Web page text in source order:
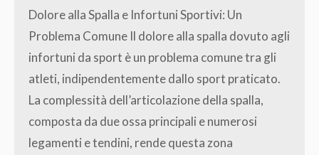
Dolore alla Spalla e Infortuni Sportivi: Un
Problema Comune Il dolore alla spalla dovuto agli
infortuni da sport è un problema comune tra gli
atleti, indipendentemente dallo sport praticato.
La complessità dell’articolazione della spalla,
composta da due ossa principali e numerosi
legamenti e tendini, rende questa zona